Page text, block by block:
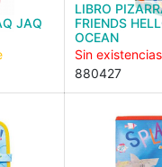
JAQ
LIBRO
FRIENDS
OCEAN
Sin existencias
880427